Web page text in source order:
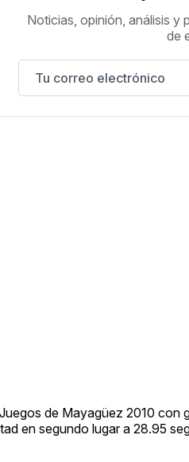
Noticias, opinión, análisis y
de
de Mayagüez 2010
en segundo lugar a 28.95